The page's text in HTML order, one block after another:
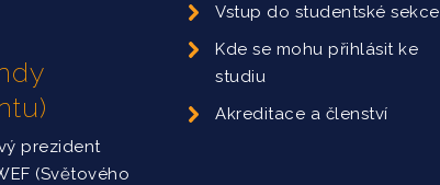
prezident
(Světového
Vstup do studentské sekce
Kde se mohu přihlásit ke
studiu
Akreditace a členství